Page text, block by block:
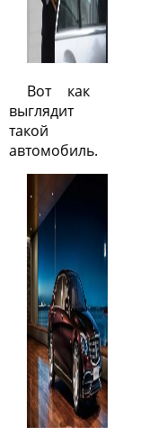
Вот как
выглядит
такой
автомобиль.